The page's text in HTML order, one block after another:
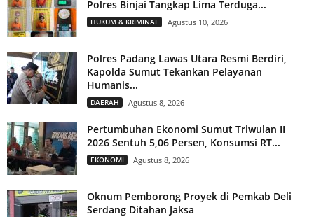
Polres Binjai Tangkap Lima Terduga...
HUKUM & KRIMINAL Agustus 10, 2026
Polres Padang Lawas Utara Resmi Berdiri,
Kapolda Sumut Tekankan Pelayanan
Humanis...
DAERAH Agustus 8, 2026
Pertumbuhan Ekonomi Sumut Triwulan II
2026 Sentuh 5,06 Persen, Konsumsi RT...
EKONOMI Agustus 8, 2026
Oknum Pemborong Proyek di Pemkab Deli
Serdang Ditahan Jaksa